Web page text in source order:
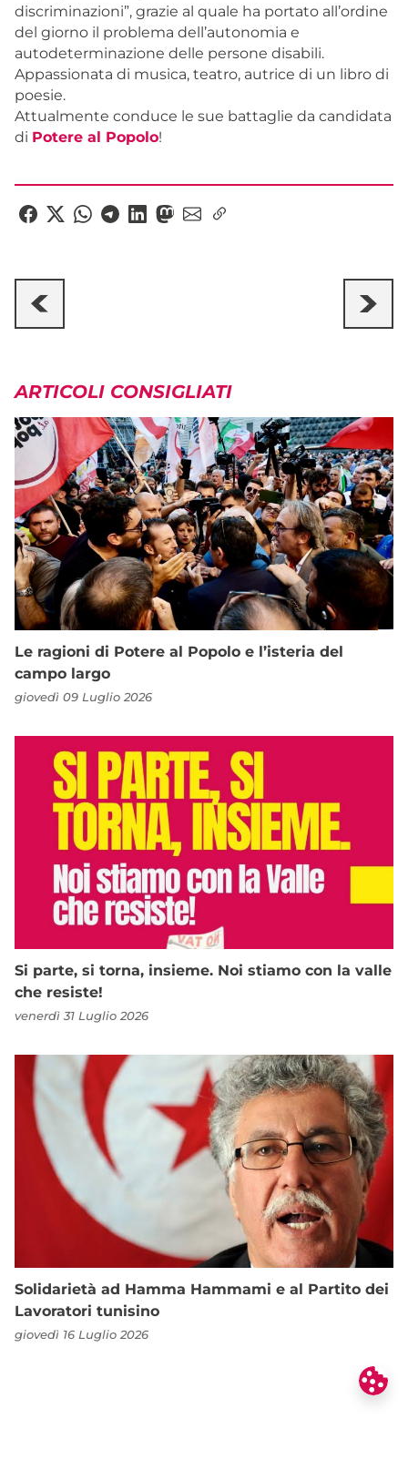
discriminazioni”, grazie al quale ha portato all’ordine
del giorno il problema dell’autonomia e
autodeterminazione delle persone disabili.
Appassionata di musica, teatro, autrice di un libro di
poesie.
Attualmente conduce le sue battaglie da candidata
di Potere al Popolo!
ARTICOLI CONSIGLIATI
Le ragioni di Potere al Popolo e l’isteria del
campo largo
giovedì 09 Luglio 2026
Si parte, si torna, insieme. Noi stiamo con la valle
che resiste!
venerdì 31 Luglio 2026
Solidarietà ad Hamma Hammami e al Partito dei
Lavoratori tunisino
giovedì 16 Luglio 2026